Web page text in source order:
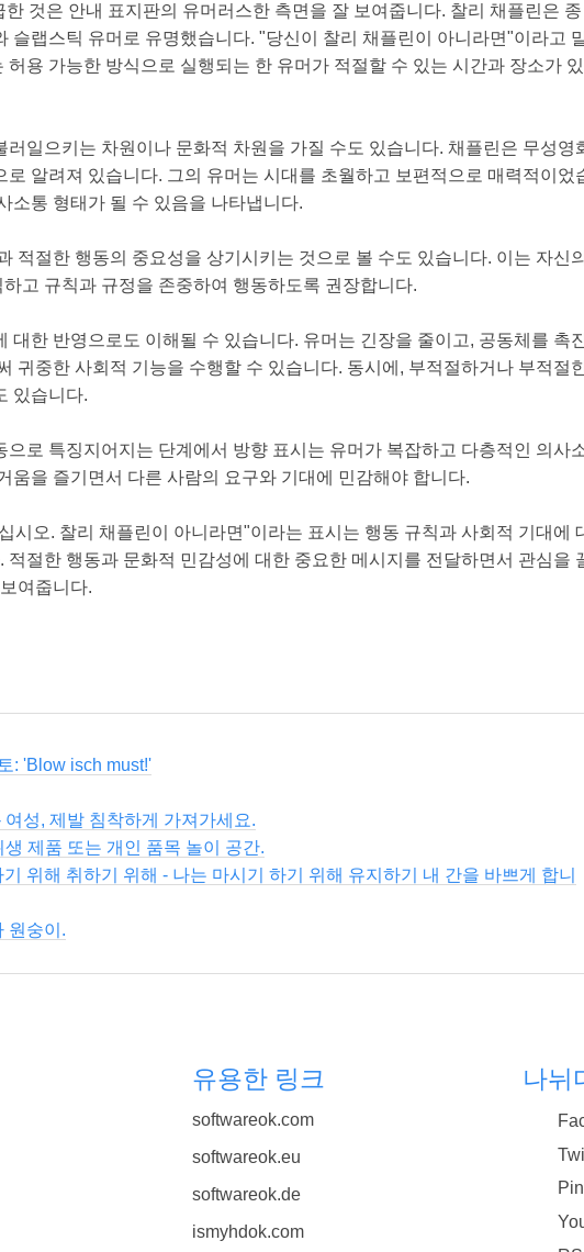
것은 안내 표지판의 유머러스한 측면을 잘 보여줍니다. 찰리 채플린은 종
슬랩스틱 유머로 유명했습니다. "당신이 찰리 채플린이 아니라면"이라고
용 가능한 방식으로 실행되는 한 유머가 적절할 수 있는 시간과 장소가 있
일으키는 차원이나 문화적 차원을 가질 수도 있습니다. 채플린은 무성영
알려져 있습니다. 그의 유머는 시대를 초월하고 보편적으로 매력적이었
소통 형태가 될 수 있음을 나타냅니다.
적절한 행동의 중요성을 상기시키는 것으로 볼 수도 있습니다. 이는 자신의
고 규칙과 규정을 존중하여 행동하도록 권장합니다.
한 반영으로도 이해될 수 있습니다. 유머는 긴장을 줄이고, 공동체를 촉진
귀중한 사회적 기능을 수행할 수 있습니다. 동시에, 부적절하거나 부적절
있습니다.
로 특징지어지는 단계에서 방향 표시는 유머가 복잡하고 다층적인 의사
움을 즐기면서 다른 사람의 요구와 기대에 민감해야 합니다.
시오. 찰리 채플린이 아니라면"이라는 표시는 행동 규칙과 사회적 기대에
절한 행동과 문화적 민감성에 대한 중요한 메시지를 전달하면서 관심을
여줍니다.
: 'Blow isch must!'
성, 제발 침착하게 가져가세요.
제품 또는 개인 품목 놀이 공간.
위해 취하기 위해 - 나는 마시기 하기 위해 유지하기 내 간을 바쁘게 합니
원숭이.
유용한 링크
softwareok.com
softwareok.eu
softwareok.de
ismyhdok.com
나뉘